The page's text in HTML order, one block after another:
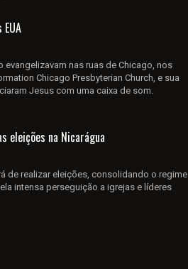
nas ruas de Chicago, nos
Chicago Presbyterian Church, e sua
Jesus com uma caixa de som.
eleições na Nicarágua
de realizar eleições, consolidando o regime
intensa perseguição a igrejas e líderes